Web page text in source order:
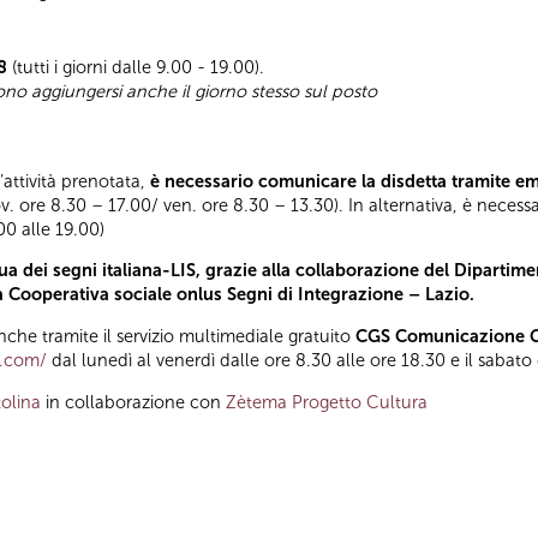
(tutti i giorni dalle 9.00 - 19.00).
aggiungersi anche il giorno stesso sul posto
prenotata, è necessario comunicare la disdetta tramite
ore 8.30 – 17.00/ ven. ore 8.30 – 13.30). In alternativa, è
alle 19.00)
dei segni italiana-LIS, grazie alla collaborazione del
Cooperativa sociale onlus Segni di Integrazione – Lazio.
tramite il servizio multimediale gratuito CGS Comunicazione
dal lunedì al venerdì dalle ore 8.30 alle ore 18.30 e il
in collaborazione con Zètema Progetto Cultura